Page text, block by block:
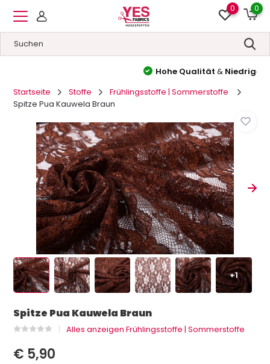
0 0
&Niedrige Preise
Startseite
Stoffe
Frühlingsstoffe | Sommerstoffe
Spitze Pua Kauwela Braun
+1
Spitze Pua Kauwela Braun
Alles anzeigen Frühlingsstoffe | Sommerstoffe
€ 5,90